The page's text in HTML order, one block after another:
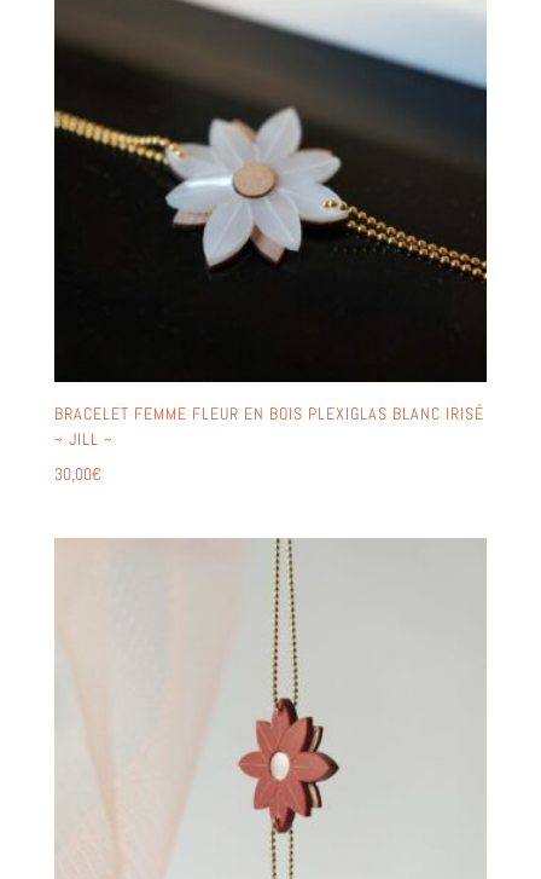
BRACELET FEMME FLEUR EN BOIS PLEXIGLAS BLANC IRISÉ
~ JILL ~
30,00€